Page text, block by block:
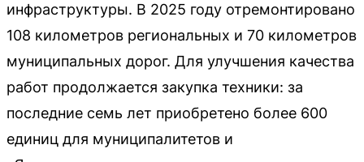
инфраструктуры. В 2025 году отремонтировано
108 километров региональных и 70 километров
муниципальных дорог. Для улучшения качества
работ продолжается закупка техники: за
последние семь лет приобретено более 600
единиц для муниципалитетов и